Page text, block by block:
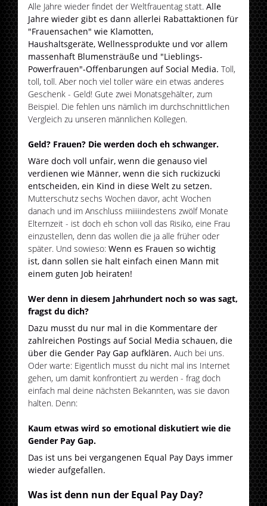
Alle Jahre wieder findet der Weltfrauentag statt.Alle
Jahre wieder gibt es dann allerlei Rabattaktionen für
"Frauensachen" wie Klamotten,
Haushaltsgeräte, Wellnessprodukte und vor allem
massenhaft Blumensträuße und "Lieblings-
Powerfrauen"-Offenbarungen auf Social Media.Toll,
toll, toll. Aber noch viel toller wäre ein etwas anderes
Geschenk - Geld! Gute zwei Monatsgehälter, zum
Beispiel. Die fehlen uns nämlich im durchschnittlichen
Vergleich zu unseren männlichen Kollegen.
Geld? Frauen? Die werden doch eh schwanger.
Wäre doch voll unfair, wenn die genauso viel
verdienen wie Männer, wenn die sich ruckizucki
entscheiden, ein Kind in diese Welt zu setzen.
Mutterschutz sechs Wochen davor, acht Wochen
danach und im Anschluss miiiiindestens zwölf Monate
Elternzeit - ist doch eh schon voll das Risiko, eine Frau
einzustellen, denn das wollen die ja alle früher oder
später. Und sowieso:Wenn es Frauen so wichtig
ist, dann sollen sie halt einfach einen Mann mit
einem guten Job heiraten!
Wer denn in diesem Jahrhundert noch so was sagt,
fragst du dich?
Dazu musst du nur mal in die Kommentare der
zahlreichen Postings auf Social Media schauen, die
über die Gender Pay Gap aufklären. Auch bei uns.
Oder warte: Eigentlich musst du nicht mal ins Internet
gehen, um damit konfrontiert zu werden - frag doch
einfach mal deine nächsten Bekannten, was sie davon
halten. Denn:
Kaum etwas wird so emotional diskutiert wie die
Gender Pay Gap.
Das ist uns bei vergangenen Equal Pay Days immer
wieder aufgefallen.
Was ist denn nun der Equal Pay Day?